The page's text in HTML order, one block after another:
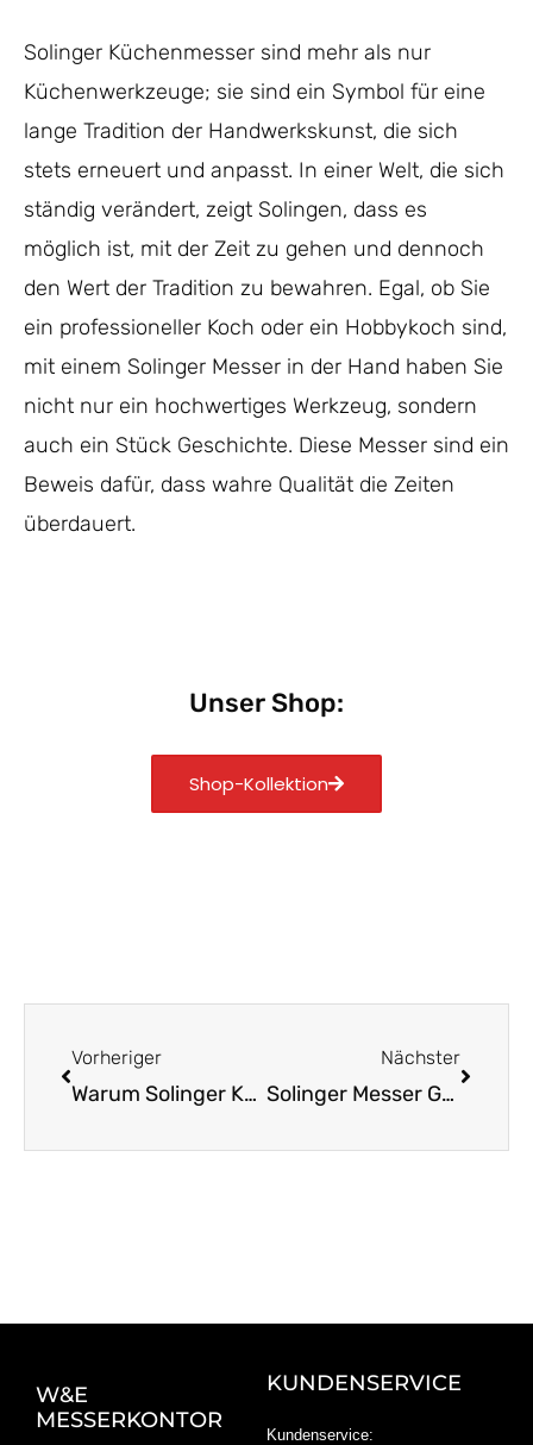
Solinger Küchenmesser sind mehr als nur
Küchenwerkzeuge; sie sind ein Symbol für eine
lange Tradition der Handwerkskunst, die sich
stets erneuert und anpasst. In einer Welt, die sich
ständig verändert, zeigt Solingen, dass es
möglich ist, mit der Zeit zu gehen und dennoch
den Wert der Tradition zu bewahren. Egal, ob Sie
ein professioneller Koch oder ein Hobbykoch sind,
mit einem Solinger Messer in der Hand haben Sie
nicht nur ein hochwertiges Werkzeug, sondern
auch ein Stück Geschichte. Diese Messer sind ein
Beweis dafür, dass wahre Qualität die Zeiten
überdauert.
Unser Shop:
Shop-Kollektion
Vorheriger
Warum Solinger Küchenmesser für jeden Koch ideal sind
Nächster
Solinger Messer Geheimnisse Warum sie unvergleichlich sind
W&E
MESSERKONTOR
KUNDENSERVICE
Kundenservice: